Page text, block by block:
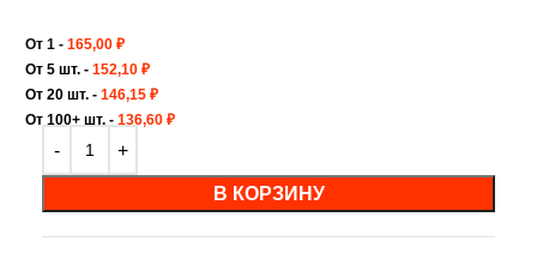
От 1 - 165,00 ₽
От 5 шт. - 152,10 ₽
От 20 шт. - 146,15 ₽
От 100+ шт. - 136,60 ₽
В КОРЗИНУ